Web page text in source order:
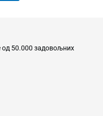
50.000 задовољних